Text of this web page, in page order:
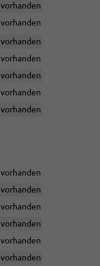
vorhanden
vorhanden
vorhanden
vorhanden
vorhanden
vorhanden
vorhanden
vorhanden
vorhanden
vorhanden
vorhanden
vorhanden
vorhanden